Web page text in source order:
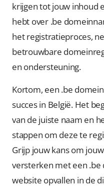
krijgen tot jouw inhoud
hebt over .be
het registratieproces,
betrouwbare
en ondersteuning.
Kortom, een .be
succes in België. Het
van de juiste naam en
stappen om deze te
Grijp jouw kans om
versterken met een .be
website opvallen in de